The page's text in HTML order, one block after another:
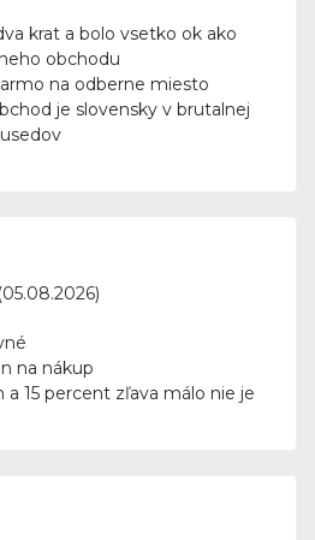
krat a bolo vsetko ok ako
obchodu
na odberne miesto
je slovensky v brutalnej
(05.08.2026)
na nákup
15 percent zľava málo nie je